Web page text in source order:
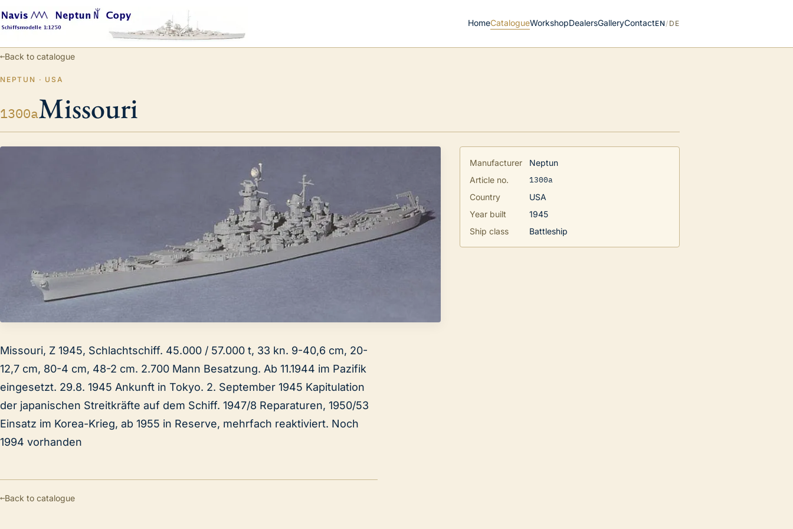
HomeCatalogueWorkshopDealersGalleryContactEN/ DE
←Back to catalogue
NEPTUN · USA
1300aMissouri
Manufacturer
Neptun
Article no.
1300a
Country
USA
Year built
1945
Ship class
Battleship
Missouri, Z 1945, Schlachtschiff. 45.000 / 57.000 t, 33 kn. 9-40,6 cm, 20-
12,7 cm, 80-4 cm, 48-2 cm. 2.700 Mann Besatzung. Ab 11.1944 im Pazifik
eingesetzt. 29.8. 1945 Ankunft in Tokyo. 2. September 1945 Kapitulation
der japanischen Streitkräfte auf dem Schiff. 1947/8 Reparaturen, 1950/53
Einsatz im Korea-Krieg, ab 1955 in Reserve, mehrfach reaktiviert. Noch
1994 vorhanden
←Back to catalogue